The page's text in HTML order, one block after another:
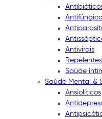
Antivirais
Repelentes
Saúde
Saúde Mental &
Ansiolíticos